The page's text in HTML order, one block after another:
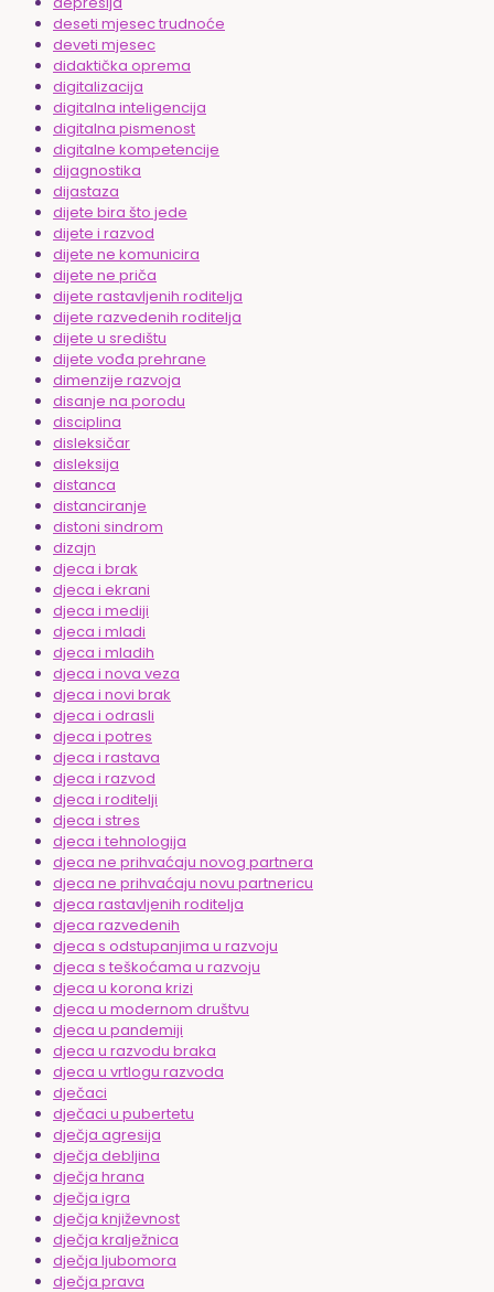
deseti mjesec trudnoće
deveti mjesec
didaktička oprema
digitalizacija
digitalna inteligencija
digitalna pismenost
digitalne kompetencije
dijagnostika
dijastaza
dijete bira što jede
dijete i razvod
dijete ne komunicira
dijete ne priča
dijete rastavljenih roditelja
dijete razvedenih roditelja
dijete u središtu
dijete vođa prehrane
dimenzije razvoja
disanje na porodu
disciplina
disleksičar
disleksija
distanca
distanciranje
distoni sindrom
dizajn
djeca i brak
djeca i ekrani
djeca i mediji
djeca i mladi
djeca i mladih
djeca i nova veza
djeca i novi brak
djeca i odrasli
djeca i potres
djeca i rastava
djeca i razvod
djeca i roditelji
djeca i stres
djeca i tehnologija
djeca ne prihvaćaju novog partnera
djeca ne prihvaćaju novu partnericu
djeca rastavljenih roditelja
djeca razvedenih
djeca s odstupanjima u razvoju
djeca s teškoćama u razvoju
djeca u korona krizi
djeca u modernom društvu
djeca u pandemiji
djeca u razvodu braka
djeca u vrtlogu razvoda
dječaci
dječaci u pubertetu
dječja agresija
dječja debljina
dječja hrana
dječja igra
dječja književnost
dječja kralježnica
dječja ljubomora
dječja prava